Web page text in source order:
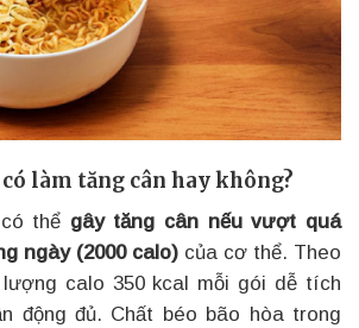
làm tăng cân hay không?
thể gây tăng cân nếu vượt quá
ngày (2000 calo) của cơ thể. Theo
lượng calo 350 kcal mỗi gói dễ tích
động đủ. Chất béo bão hòa trong